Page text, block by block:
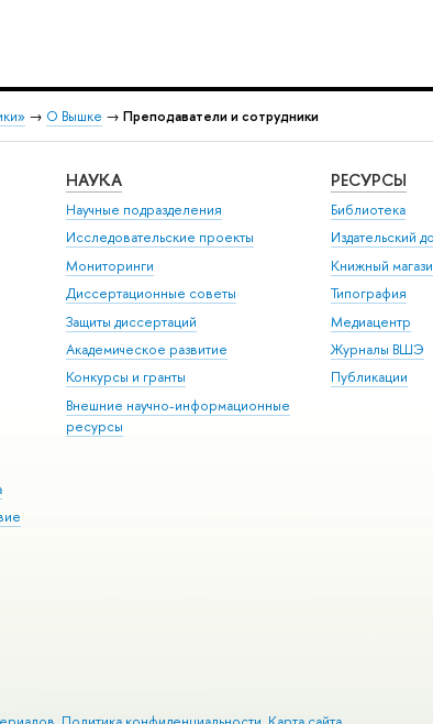
→ О Вышке → Преподаватели и сотрудники
НАУКА
Научные подразделения
Исследовательские проекты
Мониторинги
Диссертационные советы
Защиты диссертаций
Академическое развитие
Конкурсы и гранты
Внешние научно-информационные
ресурсы
РЕСУРСЫ
Библиотека
Издательский
Книжный
Типография
Медиацентр
Журналы ВШЭ
Публикации